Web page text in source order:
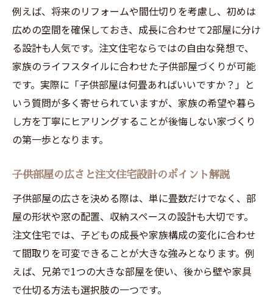
ツ
2階建て6LDK注文住宅の空間活用アイデア
間取り選びで後悔しない子供部屋の工夫
注文住宅で後悔しない子供部屋間取りの工
夫
4人家族でも使いやすい子供部屋の注文住宅
事例
注文住宅で実現する子供部屋分割と将来の
対応
択法
注文住宅で実践する収納充実の子供部屋づ
効率的な空間活用で快適な注文住宅生活
注文住宅で叶える効率的な子供部屋空間活
例えば、将来のリフォームや間仕切りを考慮し、初めは
広めの空間を確保しておき、成長に合わせて2部屋に分け
る設計も人気です。注文住宅ならではの自由な発想で、
家族のライフスタイルに合わせた子供部屋づくりが可能
です。実際に「子供部屋は何畳あればいいですか？」と
いう質問が多く寄せられていますが、家族の希望や暮ら
し方を丁寧にヒアリングすることが後悔しない家づくり
の第一歩となります。
子供部屋の広さと注文住宅設計のポイント解説
子供部屋の広さを決める際は、単に畳数だけでなく、部
屋の形状や窓の配置、収納スペースの設計も大切です。
注文住宅では、子どもの成長や家族構成の変化に合わせ
て間取りを可変できることが大きな強みとなります。例
えば、兄弟で1つの大きな部屋を使い、後から壁や家具
で仕切る方法も選択肢の一つです。